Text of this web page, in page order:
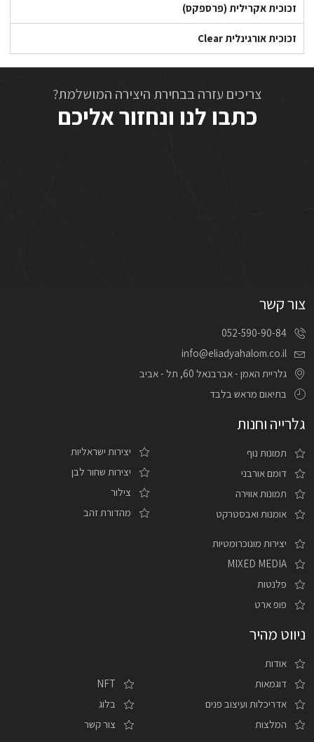
זכוכית אקרילית (פרספקס)
זכוכית אורגינלית Clear
צריכים עזרה בבחירת היצירה המושלמת?
כתבו לנו ונחזור אליכם
צור קשר
052-590-90-84
info@eliadyahalom.co.il
גלריית האמן - אברבנאל 60, תל - אביב
בתיאום מראש בלבד
גלרייה וחנות
תמונות נוף
דומם אורבני
תמונות אווירה
אומנות ואבסטרקט
יצירות ישראליות
יצירות שחור לבן
צילור
מהדורת זהב
יצירות מונוכרומטיות
MIXED MEDIA
פלנטות
פופ ארט
ניווט מהיר
אודות
דוגמאות
אדריכלות ועיצוב פנים
המלצות
NFT
בלוג
צור קשר